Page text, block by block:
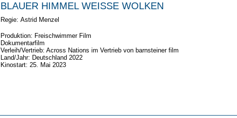
BLAUER HIMMEL WEISSE WOLKEN
Regie: Astrid Menzel
Produktion: Freischwimmer Film
Dokumentarfilm
Verleih/Vertrieb: Across Nations im Vertrieb von barnsteiner film
Land/Jahr: Deutschland 2022
Kinostart: 25. Mai 2023